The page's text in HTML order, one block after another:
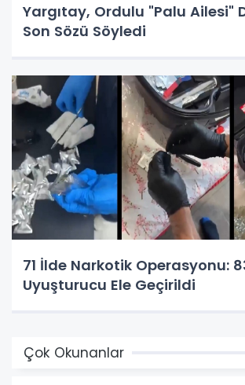
Yargıtay, Ordulu "Palu Ailesi"
Son Sözü Söyledi
71 İlde Narkotik Operasyonu:
Uyuşturucu Ele Geçirildi
Çok Okunanlar